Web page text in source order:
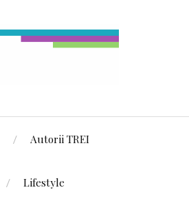
Autorii TREI
Lifestyle